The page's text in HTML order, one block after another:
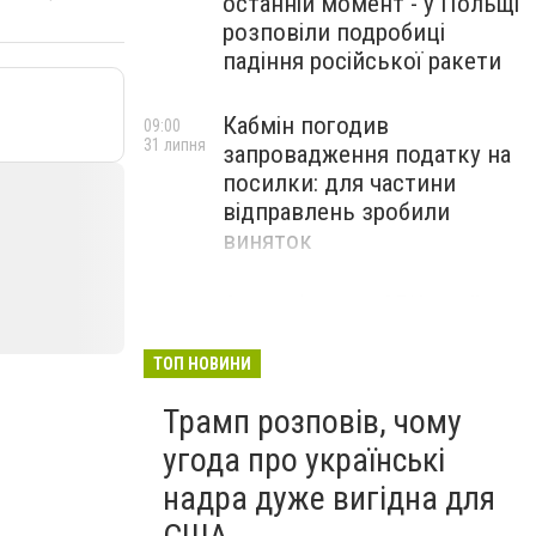
розповіли подробиці
падіння російської ракети
Кабмін погодив
запровадження податку на
посилки: для частини
відправлень зробили
виняток
09:00
31 липня
доброчесності й
ТОП НОВИНИ
Трамп розповів, чому
угода про українські
надра дуже вигідна для